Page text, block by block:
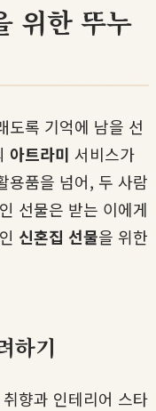
위한 뚜누
도록 기억에 남을 선
아트라미 서비스가
용품을 넘어, 두 사람
선물은 받는 이에게
신혼집 선물을 위한
하기
향과 인테리어 스타